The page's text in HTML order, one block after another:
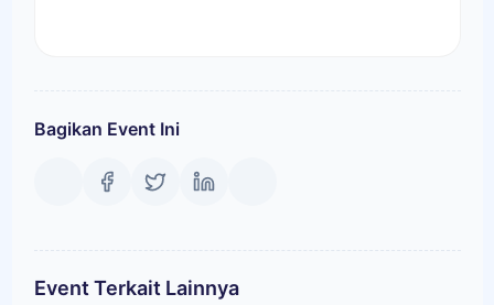
Bagikan Event Ini
Event Terkait Lainnya